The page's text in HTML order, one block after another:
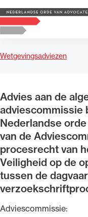
Logo, to the homepage
Wetgevingsadviezen
Advies aan de
adviescommissie
Nederlandse
van de
procesrecht van
Veiligheid op de
tussen de
Adviescommissie:
Zoeken
Zoek op trefwoord